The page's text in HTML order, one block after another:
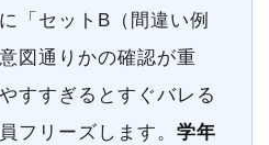
「セットB（間違い例
図通りかの確認が重
すすぎるとすぐバレる
フリーズします。 学年